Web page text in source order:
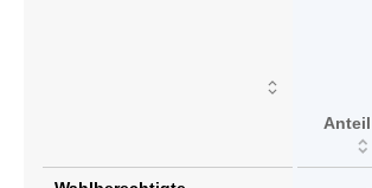
Anteil